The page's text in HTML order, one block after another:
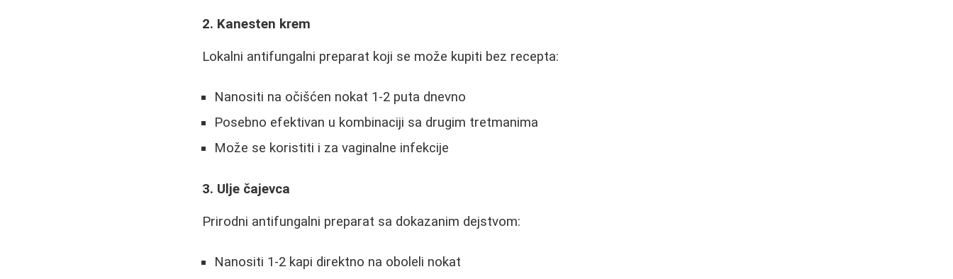
2. Kanesten krem
Lokalni antifungalni preparat koji se može kupiti bez recepta:
Nanositi na očišćen nokat 1-2 puta dnevno
Posebno efektivan u kombinaciji sa drugim tretmanima
Može se koristiti i za vaginalne infekcije
3. Ulje čajevca
Prirodni antifungalni preparat sa dokazanim dejstvom:
Nanositi 1-2 kapi direktno na oboleli nokat